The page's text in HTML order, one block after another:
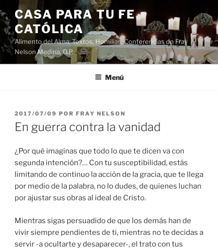
Saltar
al
contenido
CASA PARA TU FE
CATÓLICA
Alimento del Alma: Textos, Homilias, Conferencias de Fray
Nelson Medina, O.P.
Menú
PUBLICADO
EL
2017/07/09 POR FRAY NELSON
En guerra contra la vanidad
¿Por qué imaginas que todo lo que te dicen va con
segunda intención?… Con tu susceptibilidad, estás
limitando de continuo la acción de la gracia, que te llega
por medio de la palabra, no lo dudes, de quienes luchan
por ajustar sus obras al ideal de Cristo.
Mientras sigas persuadido de que los demás han de
vivir siempre pendientes de ti, mientras no te decidas a
servir -a ocultarte y desaparecer-, el trato con tus